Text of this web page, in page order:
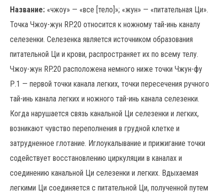
Название: «чжоу» — «все [тело]»; «жун» — «питательная Ци».
Точка Чжоу-жун RP.20 относится к ножному тай-инь каналу
селезенки. Селезенка является источником образования
питательной Ци и крови, распространяет их по всему телу.
Чжоу-жун RP.20 расположена немного ниже точки Чжун-фу
Р.1 — первой точки канала легких, точки пересечения ручного
тай-инь канала легких и ножного тай-инь канала селезенки.
Когда нарушается связь канальной Ци селезенки и легких,
возникают чувство переполнения в грудной клетке и
затрудненное глотание. Иглоукалывание и прижигание точки
содействует восстановлению циркуляции в каналах и
соединению канальной Ци селезенки и легких. Вдыхаемая
легкими Ци соединяется с питательной Ци, полученной путем